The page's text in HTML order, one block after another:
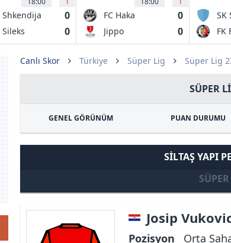
Shkendija
0
Sileks
0
FC Haka
Valkeakoski
0
Jippo 0
SK
FK
Canlı Skor Türkiye Süper Lig Süper Lig
SÜPER
GENEL GÖRÜNÜM PUAN DURUMU
SILTAŞ YAPI
Josip
Pozisyon Orta